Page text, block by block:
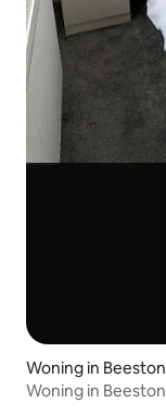
Woning in Beeston
Woning in Beeston